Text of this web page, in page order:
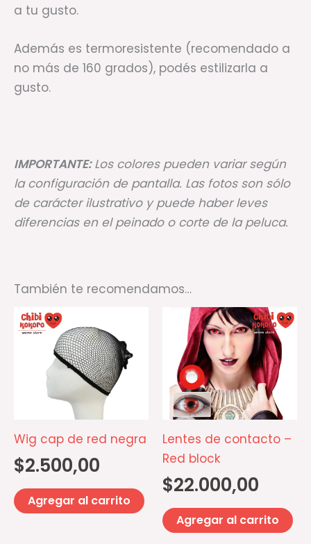
a tu gusto.
Además es termoresistente (recomendado a
no más de 160 grados), podés estilizarla a
gusto.
IMPORTANTE: Los colores pueden variar según
la configuración de pantalla. Las fotos son sólo
de carácter ilustrativo y puede haber leves
diferencias en el peinado o corte de la peluca.
También te recomendamos…
Wig cap de red negra
$2.500,00
Agregar al carrito
Lentes de contacto –
Red block
$22.000,00
Agregar al carrito